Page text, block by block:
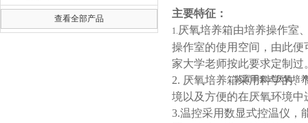
查看全部产品 主要特征：
1. 厌氧培养箱由培养操作室
操作室的使用空间，由此
家大学老师按此要求定制过
2. 厌氧培养箱采用科学的
境以及方便的在厌氧环境
3.温控采用数显式控温仪，